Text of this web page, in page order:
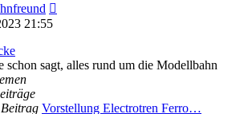
21:55
schon sagt, alles rund um die Modellbahn
Vorstellung Electrotren Ferro…